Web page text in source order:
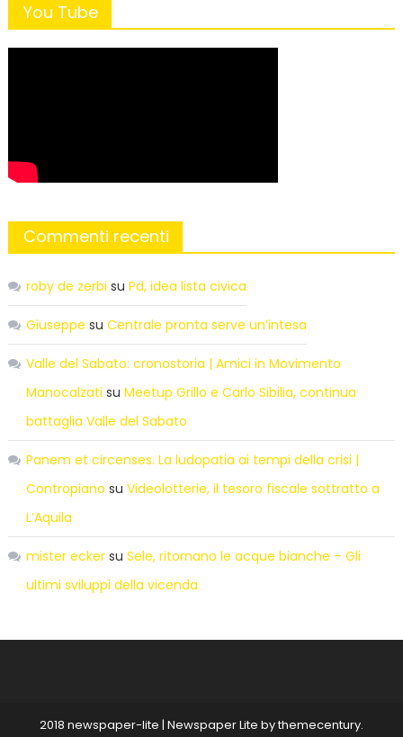
You Tube
Commenti recenti
roby de zerbi su Pd, idea lista civica
Giuseppe su Centrale pronta serve un’intesa
Valle del Sabato: cronostoria | Amici in Movimento
Manocalzati su Meetup Grillo e Carlo Sibilia, continua
battaglia Valle del Sabato
Panem et circenses. La ludopatia ai tempi della crisi |
Contropiano su Videolotterie, il tesoro fiscale sottratto a
L’Aquila
mister eckersu Sele, ritornano le acque bianche – Gli
ultimi sviluppi della vicenda
2018 newspaper-lite | Newspaper Lite bythemecentury.